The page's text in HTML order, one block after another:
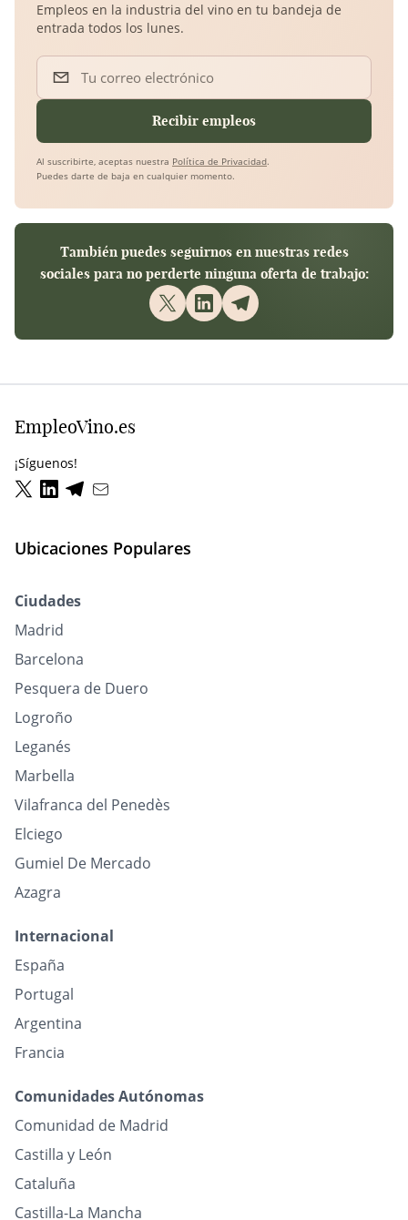
Empleos en la industria del vino en tu bandeja de
entrada todos los lunes.
Tu correo electrónico
Recibir empleos
Al suscribirte, aceptas nuestra Política de Privacidad.
Puedes darte de baja en cualquier momento.
También puedes seguirnos en nuestras redes
sociales para no perderte ninguna oferta de trabajo:
EmpleoVino.es
¡Síguenos!
Ubicaciones Populares
Ciudades
Madrid
Barcelona
Pesquera de Duero
Logroño
Leganés
Marbella
Vilafranca del Penedès
Elciego
Gumiel De Mercado
Azagra
Internacional
España
Portugal
Argentina
Francia
Comunidades Autónomas
Comunidad de Madrid
Castilla y León
Cataluña
Castilla-La Mancha